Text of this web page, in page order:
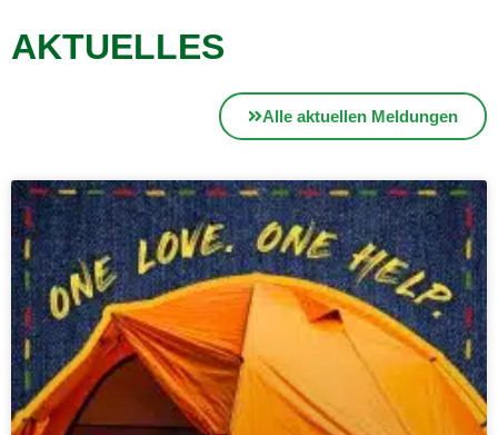
AKTUELLES
Alle aktuellen Meldungen